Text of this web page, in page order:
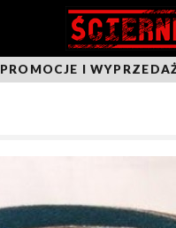
PROMOCJE I